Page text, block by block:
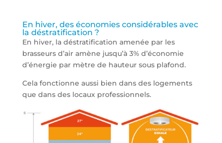
En hiver, des économies considérables avec
la déstratification ?
En hiver, la déstratification amenée par les
brasseurs d’air amène jusqu’à 3% d’économie
d’énergie par mètre de hauteur sous plafond.
Cela fonctionne aussi bien dans des logements
que dans des locaux professionnels.